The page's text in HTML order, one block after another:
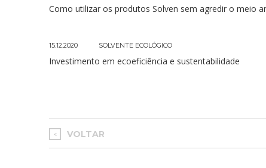
Como utilizar os produtos Solven sem agredir o meio
15.12.2020 SOLVENTE ECOLÓGICO
Investimento em ecoeficiência e sustentabilidade
< VOLTAR